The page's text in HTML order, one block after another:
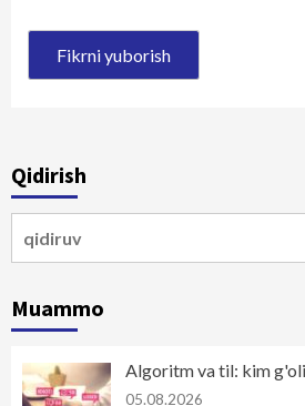
Qidirish
Muammo
Algoritm va til: kim
05.08.2026